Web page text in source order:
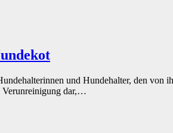
und Hundehalter, den von
Verunreinigung dar,…